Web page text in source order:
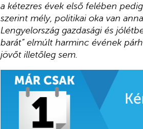
a kétezres évek első felében
szerint mély, politikai oka van
Lengyelország gazdasági és
barát” elmúlt harminc évének
jövőt illetőleg sem.